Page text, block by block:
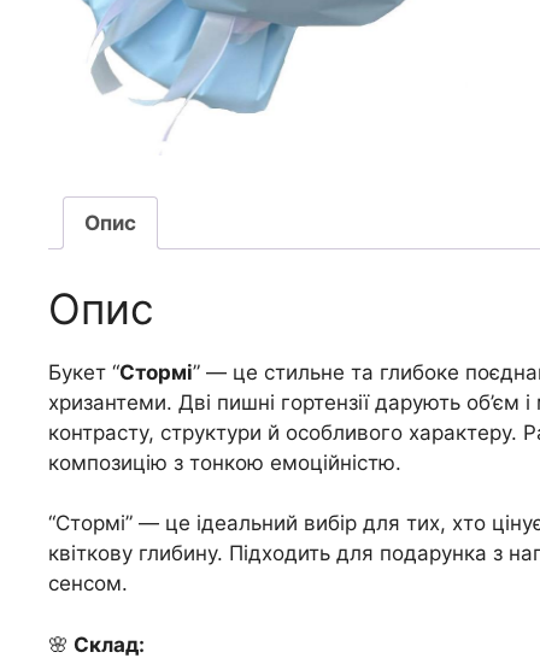
Опис
Опис
Букет “Стормі” — це стильне та глибоке
хризантеми. Дві пишні гортензії дарують об’єм
контрасту, структури й особливого
композицію з тонкою емоційністю.
“Стормі” — це ідеальний вибір для тих, хто
квіткову глибину. Підходить для подарунка з
сенсом.
🌸 Склад: